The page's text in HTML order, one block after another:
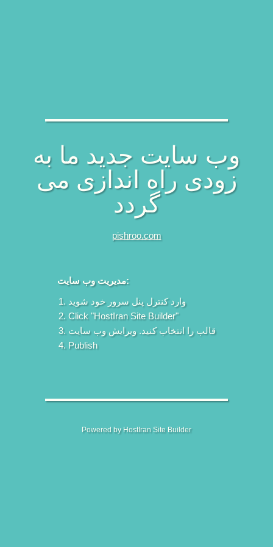
وب سایت جدید ما به
زودی راه اندازی می
گردد
pishroo.com
مدیریت وب سایت:
وارد کنترل پنل سرور خود شوید
Click "HostIran Site Builder"
قالب را انتخاب کنید. ویرایش وب سایت
Publish
Powered by HostIran Site Builder